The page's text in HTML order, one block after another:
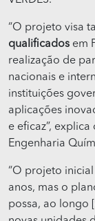
“O projeto visa
qualificados em
realização de
nacionais e
instituições
aplicações
e eficaz”,
Engenharia
“O projeto
anos, mas o
possa, ao longo